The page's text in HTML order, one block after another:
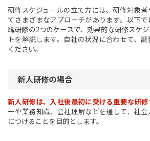
研修スケジュールの立て方には、研修対象
てさまざまなアプローチがあります。以下
職研修の2つのケースで、効果的な研修スケ
トを解説します。自社の状況に合わせて、
ください。
新人研修の場合
新人研修は、入社後最初に受ける重要な研修
ーや業務知識、会社理解などを通して、社
につけることを目的とします。